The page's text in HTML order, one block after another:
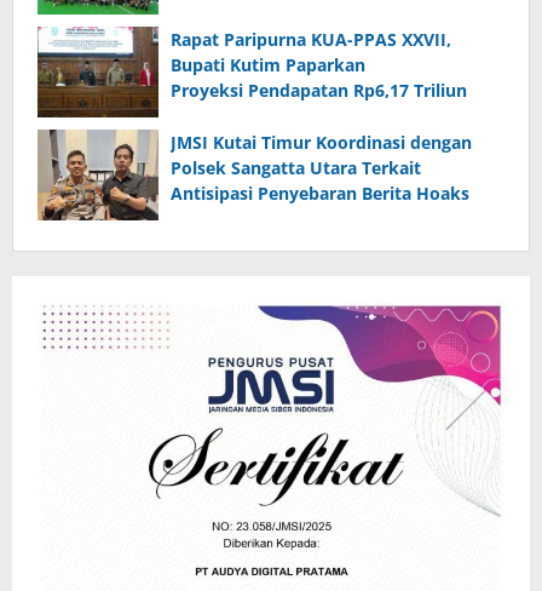
Rapat Paripurna KUA-PPAS XXVII,
Bupati Kutim Paparkan
Proyeksi Pendapatan Rp6,17 Triliun
JMSI Kutai Timur Koordinasi dengan
Polsek Sangatta Utara Terkait
Antisipasi Penyebaran Berita Hoaks